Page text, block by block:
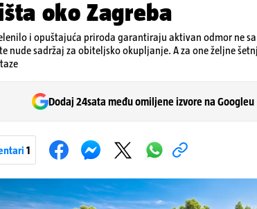
oko Zagreba
i opuštajuća priroda garantiraju aktivan odmor ne
nude sadržaj za obiteljsko okupljanje. A za one željne
Dodaj 24sata među omiljene izvore na Googleu
1